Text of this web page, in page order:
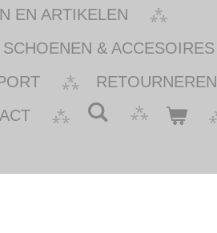
EN ARTIKELEN
& ACCESOIRES
RETOURNEREN